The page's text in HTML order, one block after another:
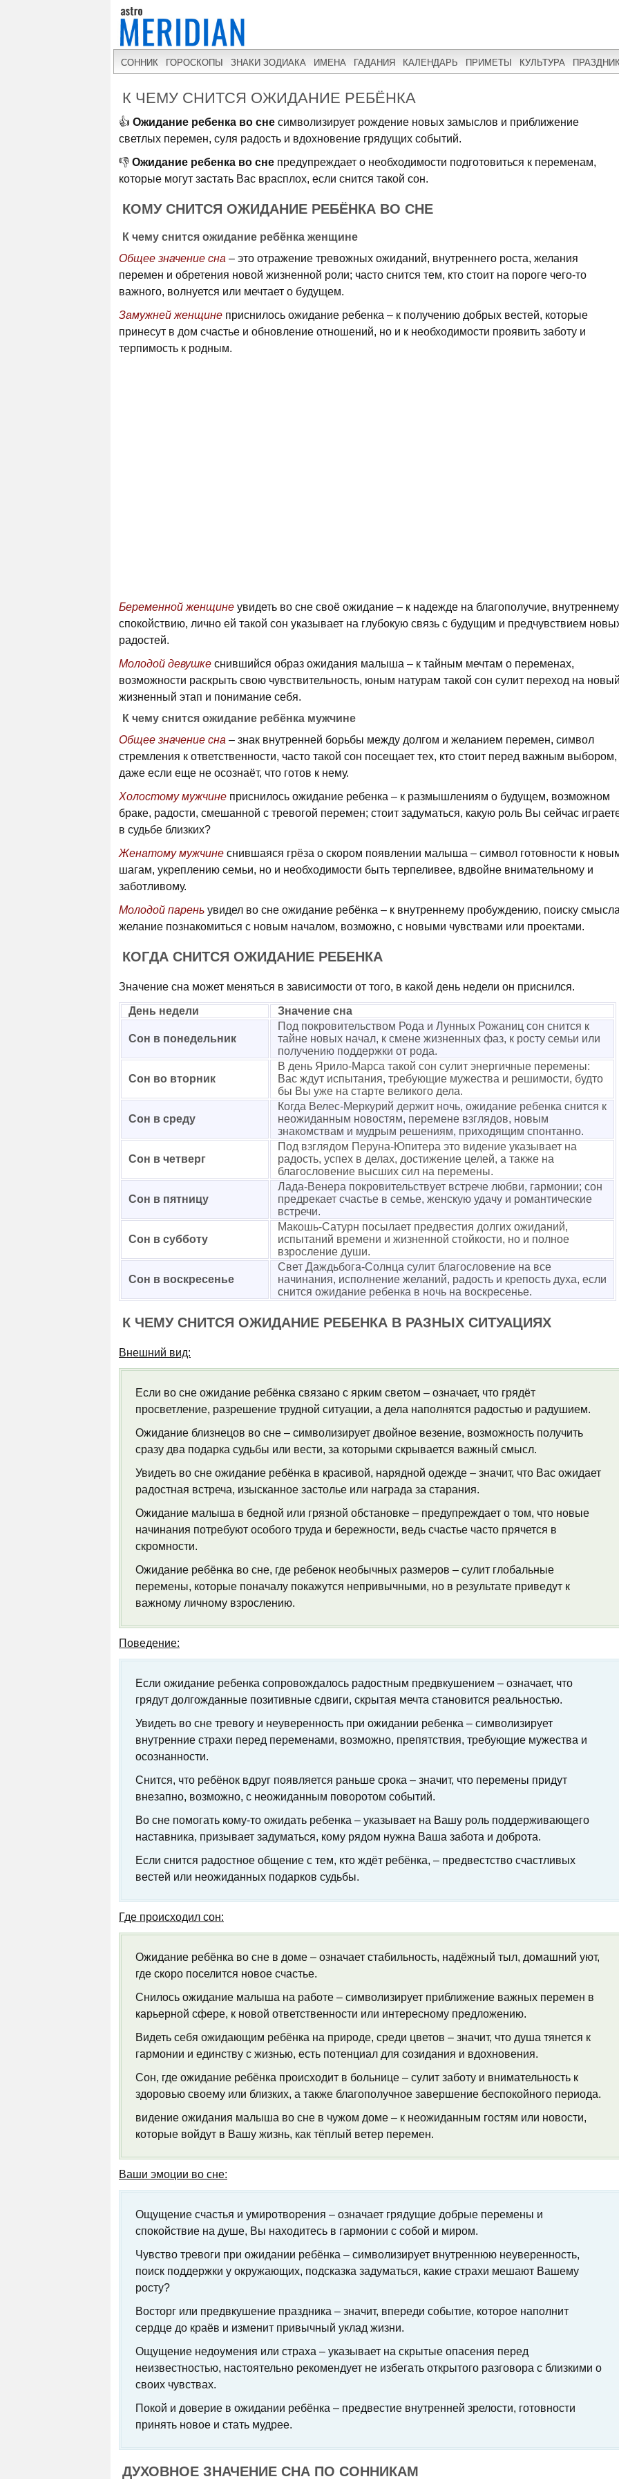
СОННИК ГОРОСКОПЫ ЗНАКИ ЗОДИАКА ИМЕНА ГАДАНИЯ КАЛЕНДАРЬ ПРИМЕТЫ КУЛЬТУРА
К ЧЕМУ СНИТСЯ ОЖИДАНИЕ РЕБЁНКА
👍 Ожидание ребенка во сне символизирует рождение новых замыслов и приближение
светлых перемен, суля радость и вдохновение грядущих событий.
👎 Ожидание ребенка во сне предупреждает о необходимости подготовиться к переменам,
которые могут застать Вас врасплох, если снится такой сон.
КОМУ СНИТСЯ ОЖИДАНИЕ РЕБЁНКА ВО СНЕ
К чему снится ожидание ребёнка женщине
Общее значение сна – это отражение тревожных ожиданий, внутреннего роста, желания
перемен и обретения новой жизненной роли; часто снится тем, кто стоит на пороге чего-то
важного, волнуется или мечтает о будущем.
Замужней женщине приснилось ожидание ребенка – к получению добрых вестей, которые
принесут в дом счастье и обновление отношений, но и к необходимости проявить заботу и
терпимость к родным.
Беременной женщине увидеть во сне своё ожидание – к надежде на благополучие, внутреннему
спокойствию, лично ей такой сон указывает на глубокую связь с будущим и предчувствием
радостей.
Молодой девушке снившийся образ ожидания малыша – к тайным мечтам о переменах,
возможности раскрыть свою чувствительность, юным натурам такой сон сулит переход на новый
жизненный этап и понимание себя.
К чему снится ожидание ребёнка мужчине
Общее значение сна – знак внутренней борьбы между долгом и желанием перемен, символ
стремления к ответственности, часто такой сон посещает тех, кто стоит перед важным выбором,
даже если еще не осознаёт, что готов к нему.
Холостому мужчине приснилось ожидание ребенка – к размышлениям о будущем, возможном
браке, радости, смешанной с тревогой перемен; стоит задуматься, какую роль Вы сейчас
в судьбе близких?
Женатому мужчине снившаяся грёза о скором появлении малыша – символ готовности к
шагам, укреплению семьи, но и необходимости быть терпеливее, вдвойне внимательному и
заботливому.
Молодой парень увидел во сне ожидание ребёнка – к внутреннему пробуждению, поиску
желание познакомиться с новым началом, возможно, с новыми чувствами или проектами.
КОГДА СНИТСЯ ОЖИДАНИЕ РЕБЕНКА
Значение сна может меняться в зависимости от того, в какой день недели он приснился.
День недели Значение сна
Сон в понедельник
Под покровительством Рода и Лунных Рожаниц сон снится к
тайне новых начал, к смене жизненных фаз, к росту семьи или
получению поддержки от рода.
Сон во вторник
В день Ярило-Марса такой сон сулит энергичные перемены:
Вас ждут испытания, требующие мужества и решимости, будто
бы Вы уже на старте великого дела.
Сон в среду
Когда Велес-Меркурий держит ночь, ожидание ребенка снится к
неожиданным новостям, перемене взглядов, новым
знакомствам и мудрым решениям, приходящим спонтанно.
Сон в четверг
Под взглядом Перуна-Юпитера это видение указывает на
радость, успех в делах, достижение целей, а также на
благословение высших сил на перемены.
Сон в пятницу
Лада-Венера покровительствует встрече любви, гармонии; сон
предрекает счастье в семье, женскую удачу и романтические
встречи.
Сон в субботу
Макошь-Сатурн посылает предвестия долгих ожиданий,
испытаний времени и жизненной стойкости, но и полное
взросление души.
Сон в воскресенье
Свет Даждьбога-Солнца сулит благословение на все
начинания, исполнение желаний, радость и крепость духа, если
снится ожидание ребенка в ночь на воскресенье.
К ЧЕМУ СНИТСЯ ОЖИДАНИЕ РЕБЕНКА В РАЗНЫХ СИТУАЦИЯХ
Внешний вид:
Если во сне ожидание ребёнка связано с ярким светом – означает, что грядёт
просветление, разрешение трудной ситуации, а дела наполнятся радостью и радушием.
Ожидание близнецов во сне – символизирует двойное везение, возможность получить
сразу два подарка судьбы или вести, за которыми скрывается важный смысл.
Увидеть во сне ожидание ребёнка в красивой, нарядной одежде – значит, что Вас ожидает
радостная встреча, изысканное застолье или награда за старания.
Ожидание малыша в бедной или грязной обстановке – предупреждает о том, что новые
начинания потребуют особого труда и бережности, ведь счастье часто прячется в
скромности.
Ожидание ребёнка во сне, где ребенок необычных размеров – сулит глобальные
перемены, которые поначалу покажутся непривычными, но в результате приведут к
важному личному взрослению.
Поведение:
Если ожидание ребенка сопровождалось радостным предвкушением – означает, что
грядут долгожданные позитивные сдвиги, скрытая мечта становится реальностью.
Увидеть во сне тревогу и неуверенность при ожидании ребенка – символизирует
внутренние страхи перед переменами, возможно, препятствия, требующие мужества и
осознанности.
Снится, что ребёнок вдруг появляется раньше срока – значит, что перемены придут
внезапно, возможно, с неожиданным поворотом событий.
Во сне помогать кому-то ожидать ребенка – указывает на Вашу роль поддерживающего
наставника, призывает задуматься, кому рядом нужна Ваша забота и доброта.
Если снится радостное общение с тем, кто ждёт ребёнка, – предвестство счастливых
вестей или неожиданных подарков судьбы.
Где происходил сон:
Ожидание ребёнка во сне в доме – означает стабильность, надёжный тыл, домашний уют,
где скоро поселится новое счастье.
Снилось ожидание малыша на работе – символизирует приближение важных перемен в
карьерной сфере, к новой ответственности или интересному предложению.
Видеть себя ожидающим ребёнка на природе, среди цветов – значит, что душа тянется к
гармонии и единству с жизнью, есть потенциал для созидания и вдохновения.
Сон, где ожидание ребёнка происходит в больнице – сулит заботу и внимательность к
здоровью своему или близких, а также благополучное завершение беспокойного периода.
видение ожидания малыша во сне в чужом доме – к неожиданным гостям или новости,
которые войдут в Вашу жизнь, как тёплый ветер перемен.
Ваши эмоции во сне:
Ощущение счастья и умиротворения – означает грядущие добрые перемены и
спокойствие на душе, Вы находитесь в гармонии с собой и миром.
Чувство тревоги при ожидании ребёнка – символизирует внутреннюю неуверенность,
поиск поддержки у окружающих, подсказка задуматься, какие страхи мешают Вашему
росту?
Восторг или предвкушение праздника – значит, впереди событие, которое наполнит
сердце до краёв и изменит привычный уклад жизни.
Ощущение недоумения или страха – указывает на скрытые опасения перед
неизвестностью, настоятельно рекомендует не избегать открытого разговора с близкими о
своих чувствах.
Покой и доверие в ожидании ребёнка – предвестие внутренней зрелости, готовности
принять новое и стать мудрее.
ДУХОВНОЕ ЗНАЧЕНИЕ СНА ПО СОННИКАМ